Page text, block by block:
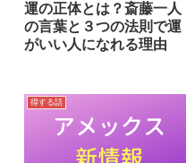
運の正体とは？斎藤一人
の言葉と３つの法則で運
がいい人になれる理由
得する話